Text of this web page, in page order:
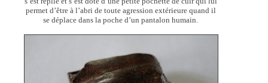
permet d’être à l’abri de toute agression extérieure quand il
se déplace dans la poche d’un pantalon humain.